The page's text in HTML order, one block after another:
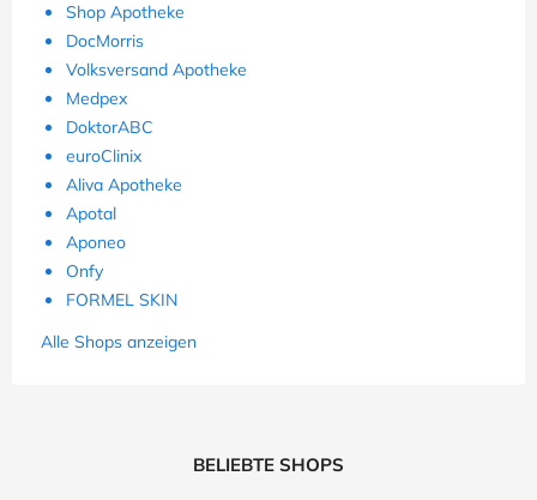
Shop Apotheke
DocMorris
Volksversand Apotheke
Medpex
DoktorABC
euroClinix
Aliva Apotheke
Apotal
Aponeo
Onfy
FORMEL SKIN
Alle Shops anzeigen
BELIEBTE SHOPS